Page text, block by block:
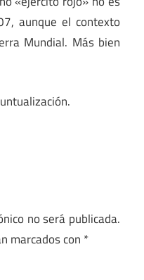
aunque el contexto
Mundial. Más bien
no será publicada.
marcados con *